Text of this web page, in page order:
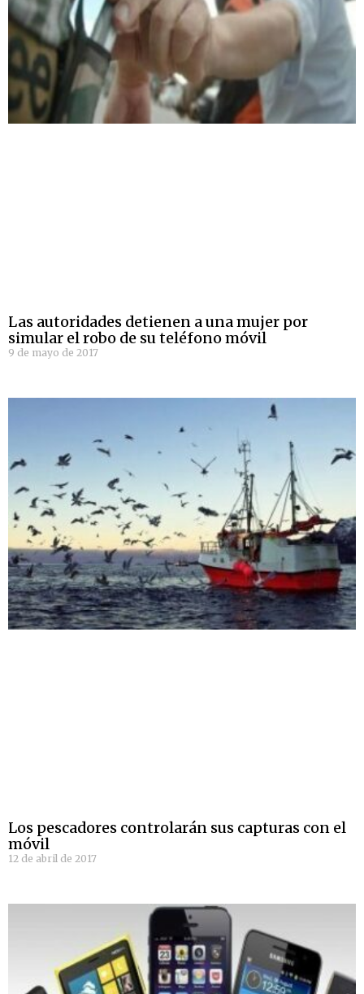
Las autoridades detienen a una mujer por
simular el robo de su teléfono móvil
9 de mayo de 2017
Los pescadores controlarán sus capturas con el
móvil
12 de abril de 2017